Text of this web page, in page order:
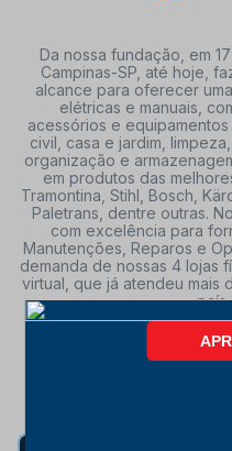
Da nossa fundação, em
Campinas-SP, até hoje,
alcance para oferecer
elétricas e manuais,
acessórios e
civil, casa e jardim,
organização e
em produtos das
Tramontina, Stihl, Bosch,
Paletrans, dentre outras.
com excelência para
Manutenções, Reparos e
demanda de nossas 4 lojas
virtual, que já atendeu mais
SIGA